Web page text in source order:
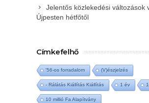
Jelentős közlekedési változások
Újpesten hétfőtől
Címkefelhő
'56-os forradalom (V)észjelzés
- Rálátás Kiállítás Kiállítás 1 év
10 millió Fa Alapítvány